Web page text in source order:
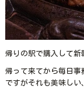
帰りの駅で購入して新
帰って来てから毎日事
ですがそれも美味しい